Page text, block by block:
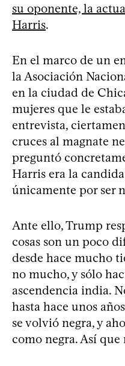
su oponente, la
Harris.
En el marco de un
la Asociación
en la ciudad de
mujeres que le
entrevista,
cruces al magnate
preguntó
Harris era la
únicamente por ser
Ante ello, Trump
cosas son un poco
desde hace mucho
no mucho, y sólo
ascendencia india.
hasta hace unos
se volvió negra, y
como negra. Así que